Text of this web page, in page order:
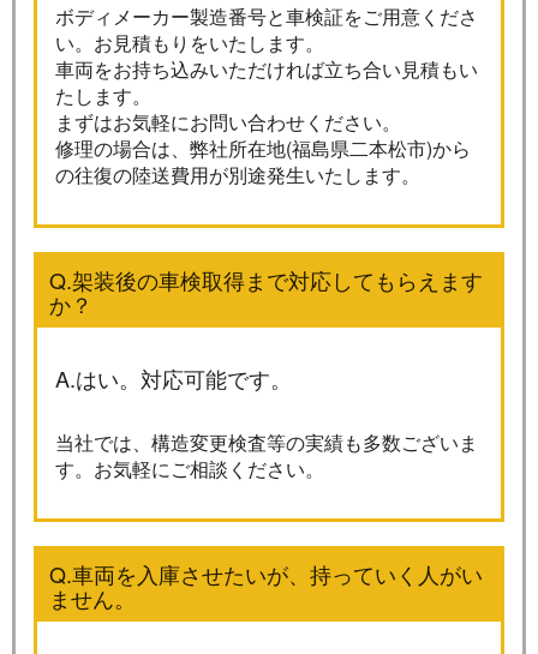
ボディメーカー製造番号と車検証をご用意くださ
い。お見積もりをいたします。
車両をお持ち込みいただければ立ち合い見積もい
たします。
まずはお気軽にお問い合わせください。
修理の場合は、弊社所在地(福島県二本松市)から
の往復の陸送費用が別途発生いたします。
Q.架装後の車検取得まで対応してもらえます
か？
A.はい。対応可能です。
当社では、構造変更検査等の実績も多数ございま
す。お気軽にご相談ください。
Q.車両を入庫させたいが、持っていく人がい
ません。